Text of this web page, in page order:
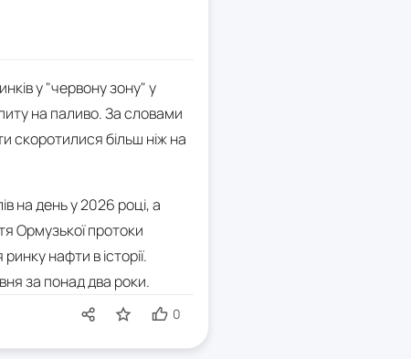
у "червону зону" у
на паливо. За словами
скоротилися більш ніж на
на день у 2026 році, а
Ормузької протоки
нафти в історії.
за понад два роки.
0